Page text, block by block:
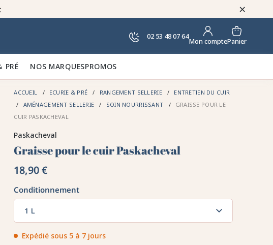
×
02 53 48 07 64
Mon comptePanier
PRÉ 🍃 NOS MARQUESPROMOS
ACCUEIL ECURIE & PRÉ RANGEMENT SELLERIE
ENTRETIEN DU CUIR
AMÉNAGEMENT SELLERIE
SOIN NOURRISSANT
GRAISSE POUR LE
CUIR PASKACHEVAL
Paskacheval
Graisse pour le cuir Paskacheval
18,90 €
Conditionnement
1 L
Expédié sous 5 à 7 jours